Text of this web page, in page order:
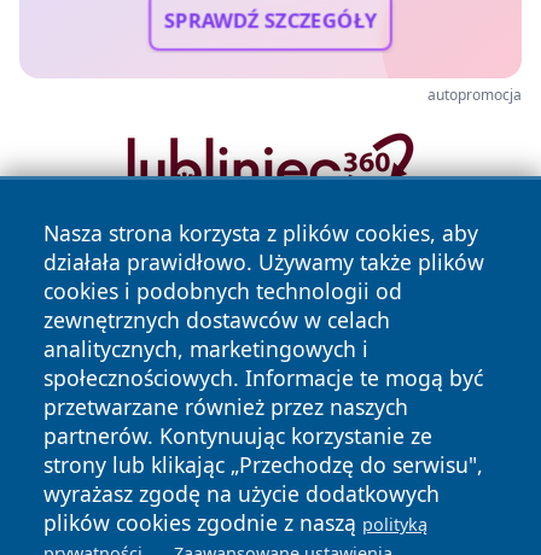
SPRAWDŹ SZCZEGÓŁY
autopromocja
Nasza strona korzysta z plików cookies, aby
działała prawidłowo. Używamy także plików
cookies i podobnych technologii od
zewnętrznych dostawców w celach
analitycznych, marketingowych i
społecznościowych. Informacje te mogą być
przetwarzane również przez naszych
partnerów. Kontynuując korzystanie ze
strony lub klikając „Przechodzę do serwisu",
wyrażasz zgodę na użycie dodatkowych
plików cookies zgodnie z naszą polityką
Copyright © 2026 faktykrakowa.pl Wszystkie prawa
zastrzeżone.
News Autorzy
Polityka
Prywatności
Polityka
Cookies